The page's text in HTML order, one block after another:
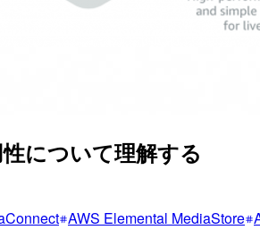
について理解する
AWS Elemental MediaStore